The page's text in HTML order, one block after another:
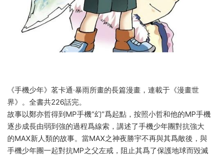
《手機少年》茗卡通·暴雨所畫的長篇漫畫，連載于《漫畫世
界》。全書共226話完。
故事以鄭亦哲得到MP手機“幻”爲起點，按照小哲和他的MP手機
逐步成長由弱到強的過程爲線索，講述了手機少年團對抗強大
的MAX新人類的故事。當MAX之神夜勝宇不再與其爲敵後，與
手機少年團一起對抗MP之父左戒，阻止其爲了保護地球而毀滅